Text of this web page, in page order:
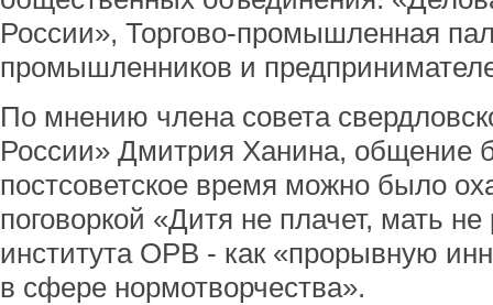
России», Торгово-промышленная
промышленников и
По мнению члена совета
России» Дмитрия Ханина, общение
постсоветское время можно было
поговоркой «Дитя не плачет, мать
института ОРВ - как «прорывную
в сфере нормотворчества».